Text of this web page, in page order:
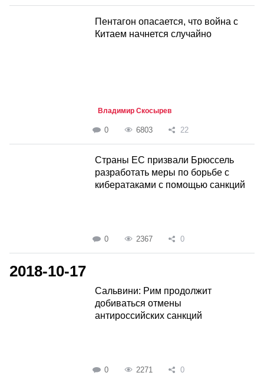
Пентагон опасается, что война с
Китаем начнется случайно
Владимир Скосырев
0 6803 22
Страны ЕС призвали Брюссель
разработать меры по борьбе с
кибератаками с помощью санкций
0 2367 0
2018-10-17
Сальвини: Рим продолжит
добиваться отмены
антироссийских санкций
0 2271 0